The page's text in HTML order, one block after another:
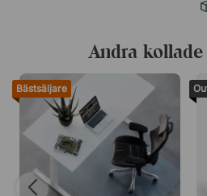
Andra
Bästsäljare